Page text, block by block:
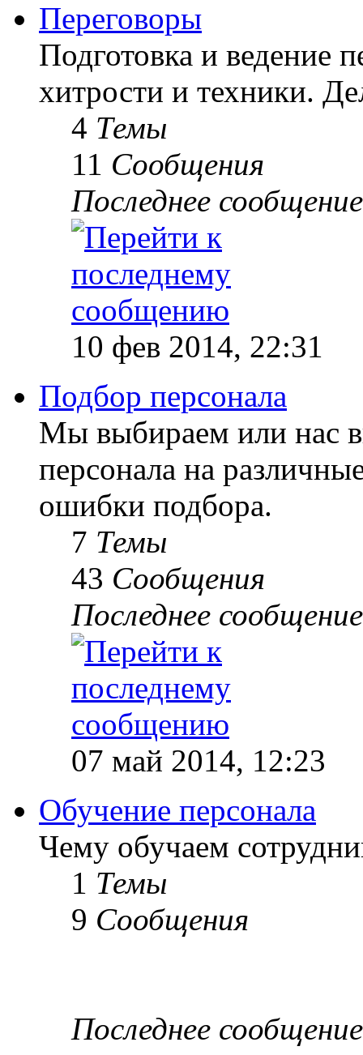
Переговоры
Подготовка и ведение
хитрости и техники.
4 Темы
11 Сообщения
Последнее сообщение
10 фев 2014, 22:31
Подбор персонала
Мы выбираем или нас
персонала на
ошибки подбора.
7 Темы
43 Сообщения
Последнее сообщение
07 май 2014, 12:23
Обучение персонала
Чему обучаем
1 Темы
9 Сообщения
Последнее сообщение